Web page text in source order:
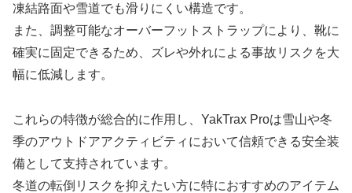
凍結路面や雪道でも滑りにくい構造です。
また、調整可能なオーバーフットストラップにより、靴に
確実に固定できるため、ズレや外れによる事故リスクを大
幅に低減します。
これらの特徴が総合的に作用し、YakTrax Proは雪山や冬
季のアウトドアアクティビティにおいて信頼できる安全装
備として支持されています。
冬道の転倒リスクを抑えたい方に特におすすめのアイテム